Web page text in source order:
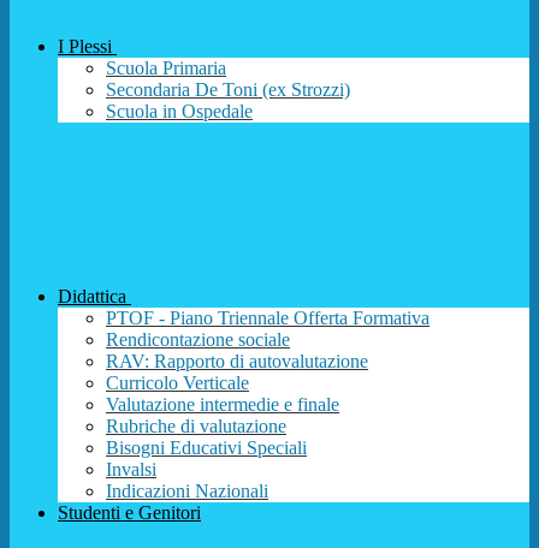
I Plessi
Scuola Primaria
Secondaria De Toni (ex Strozzi)
Scuola in Ospedale
Didattica
PTOF - Piano Triennale Offerta Formativa
Rendicontazione sociale
RAV: Rapporto di autovalutazione
Curricolo Verticale
Valutazione intermedie e finale
Rubriche di valutazione
Bisogni Educativi Speciali
Invalsi
Indicazioni Nazionali
Studenti e Genitori